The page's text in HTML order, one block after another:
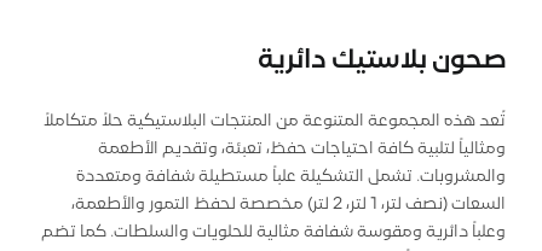
صحون بلاستيك دائرية
تُعد هذه المجموعة المتنوعة من المنتجات البلاستيكية حلاً متكاملاً
ومثالياً لتلبية كافة احتياجات حفظ، تعبئة، وتقديم الأطعمة
والمشروبات. تشمل التشكيلة علباً مستطيلة شفافة ومتعددة
السعات (نصف لتر، 1 لتر، 2 لتر) مخصصة لحفظ التمور والأطعمة،
وعلباً دائرية ومقوسة شفافة مثالية للحلويات والسلطات. كما تضم